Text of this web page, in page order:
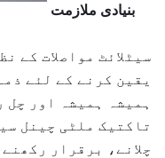
بنیادی ملازمت
سیٹلائٹ مواصلات کے
یقین کرنے کے لئے
ہمیشہ ہمیشہ اور چل
تاکتیک ملٹی چینل
چلانے، برقرار